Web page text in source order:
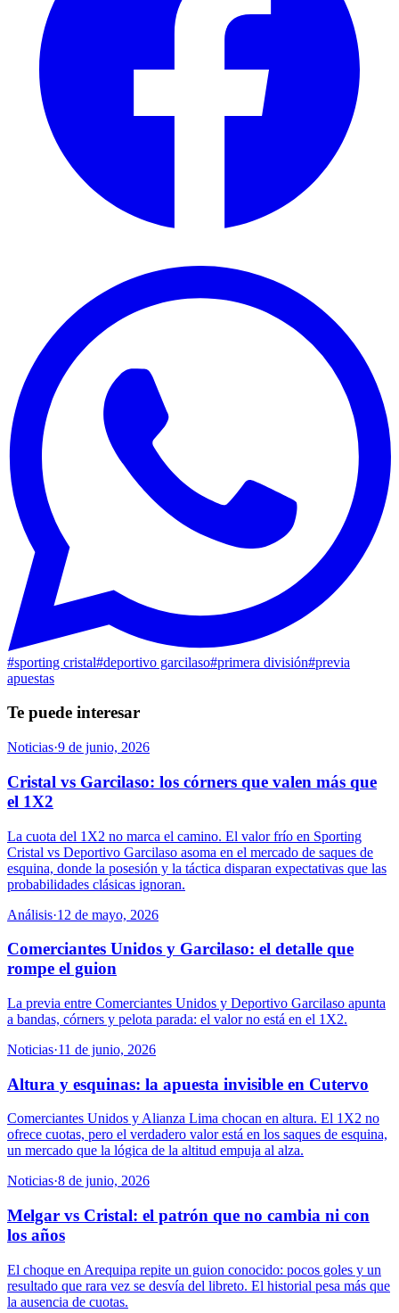
#sporting cristal#deportivo garcilaso#primera división#previa
apuestas
Te puede interesar
Noticias·9 de junio, 2026
Cristal vs Garcilaso: los córners que valen más que
el 1X2
La cuota del 1X2 no marca el camino. El valor frío en Sporting
Cristal vs Deportivo Garcilaso asoma en el mercado de saques de
esquina, donde la posesión y la táctica disparan expectativas que las
probabilidades clásicas ignoran.
Análisis·12 de mayo, 2026
Comerciantes Unidos y Garcilaso: el detalle que
rompe el guion
La previa entre Comerciantes Unidos y Deportivo Garcilaso apunta
a bandas, córners y pelota parada: el valor no está en el 1X2.
Noticias·11 de junio, 2026
Altura y esquinas: la apuesta invisible en Cutervo
Comerciantes Unidos y Alianza Lima chocan en altura. El 1X2 no
ofrece cuotas, pero el verdadero valor está en los saques de esquina,
un mercado que la lógica de la altitud empuja al alza.
Noticias·8 de junio, 2026
Melgar vs Cristal: el patrón que no cambia ni con
los años
El choque en Arequipa repite un guion conocido: pocos goles y un
resultado que rara vez se desvía del libreto. El historial pesa más que
la ausencia de cuotas.